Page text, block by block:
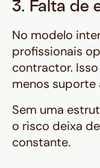
3. Falta de
No modelo
profissionais
contractor.
menos
Sem uma
o risco deixa
constante.